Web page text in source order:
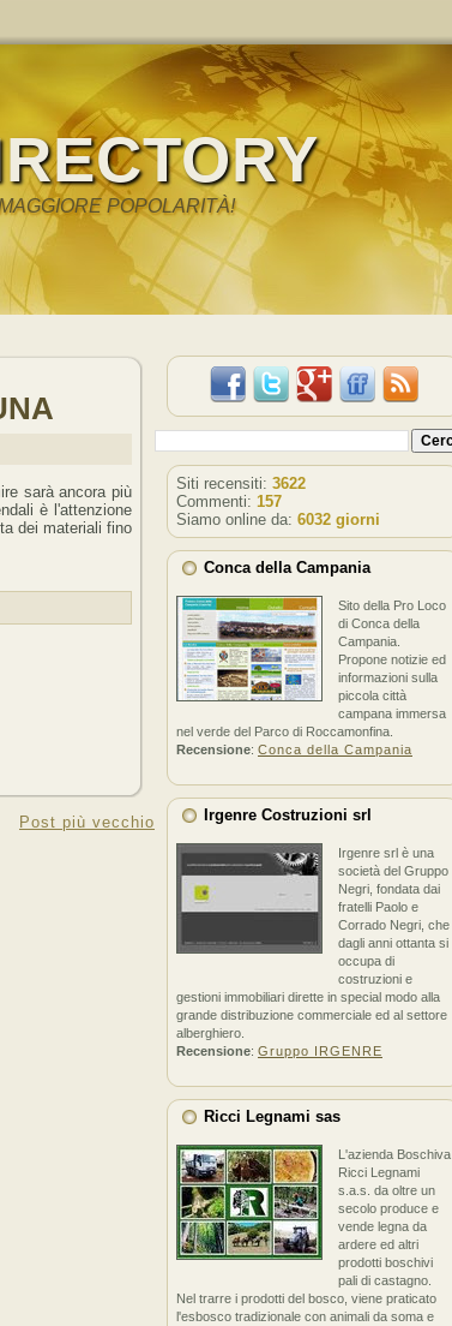
POPOLARITÀ!
sarà ancora più
è l'attenzione
dei materiali fino
Post più vecchio
Siti recensiti: 3622
Commenti: 157
Siamo online da: 6032 giorni
Conca della Campania
Sito della Pro Loco
di Conca della
Campania.
Propone notizie ed
informazioni sulla
piccola città
campana immersa
nel verde del Parco di Roccamonfina.
Recensione: Conca della Campania
Irgenre Costruzioni srl
Irgenre srl è una
società del Gruppo
Negri, fondata dai
fratelli Paolo e
Corrado Negri, che
dagli anni ottanta si
occupa di
costruzioni e
gestioni immobiliari dirette in special modo alla
grande distribuzione commerciale ed al settore
alberghiero.
Recensione: Gruppo IRGENRE
Ricci Legnami sas
L'azienda Boschiva
Ricci Legnami
s.a.s. da oltre un
secolo produce e
vende legna da
ardere ed altri
prodotti boschivi
pali di castagno.
Nel trarre i prodotti del bosco, viene praticato
l'esbosco tradizionale con animali da soma e